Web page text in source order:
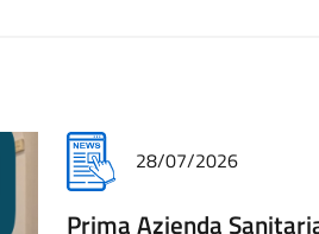
28/07/2026
Prima Azienda